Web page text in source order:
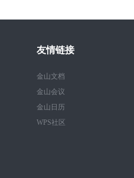
友情链接
金山文档
金山会议
金山日历
WPS社区